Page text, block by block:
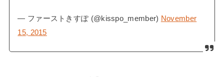
— ファーストきすぽ (@kisspo_member) November
15, 2015